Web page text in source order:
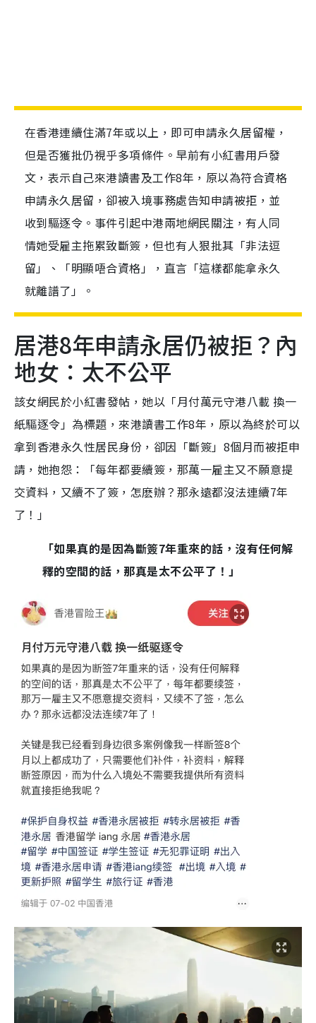
在香港連續住滿7年或以上，即可申請永久居留權，
但是否獲批仍視乎多項條件。早前有小紅書用戶發
文，表示自己來港讀書及工作8年，原以為符合資格
申請永久居留，卻被入境事務處告知申請被拒，並
收到驅逐令。事件引起中港兩地網民關注，有人同
情她受雇主拖累致斷簽，但也有人狠批其「非法逗
留」、「明顯唔合資格」，直言「這樣都能拿永久
就離譜了」。
居港8年申請永居仍被拒？內
地女：太不公平
該女網民於小紅書發帖，她以「月付萬元守港八載 換一
紙驅逐令」為標題，來港讀書工作8年，原以為終於可以
拿到香港永久性居民身份，卻因「斷簽」8個月而被拒申
請，她抱怨：「每年都要續簽，那萬一雇主又不願意提
交資料，又續不了簽，怎麽辦？那永遠都沒法連續7年
了！」
「如果真的是因為斷簽7年重來的話，沒有任何解
釋的空間的話，那真是太不公平了！」